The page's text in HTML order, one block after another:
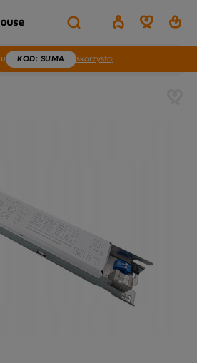
KOD: SUMA skorzystaj